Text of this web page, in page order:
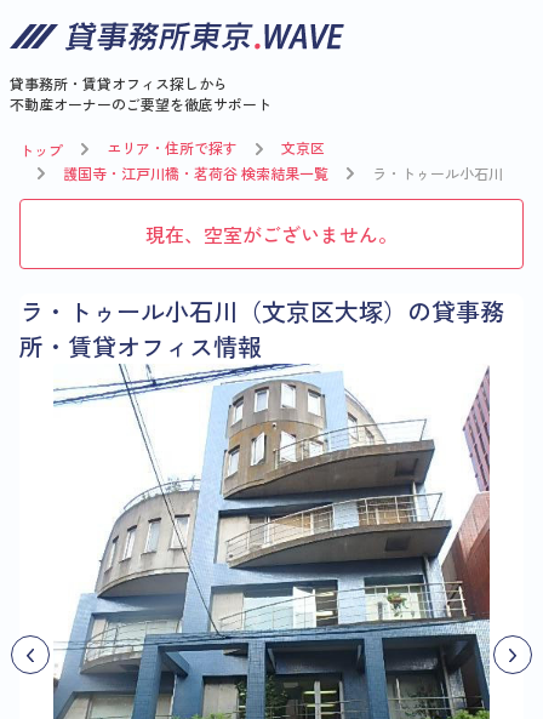
貸事務所・賃貸オフィス探しから
不動産オーナーのご要望を徹底サポート
トップ エリア・住所で探す
文京区
護国寺・江戸川橋・茗荷谷 検索結果一覧
ラ・トゥール小石川
現在、空室がございません。
ラ・トゥール小石川（文京区大塚）の貸事務
所・賃貸オフィス情報